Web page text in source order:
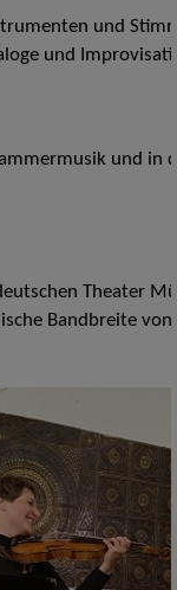
und
und
und in
Theater
Bandbreite